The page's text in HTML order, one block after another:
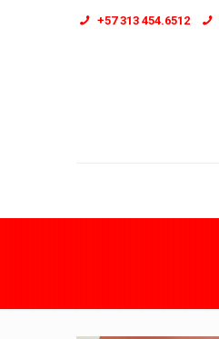
+57 313 454.6512